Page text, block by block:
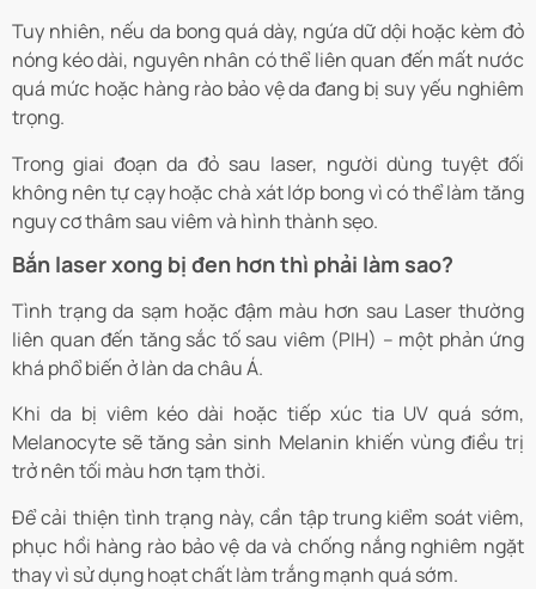
Tuy nhiên, nếu da bong quá dày, ngứa dữ dội hoặc kèm đỏ
nóng kéo dài, nguyên nhân có thể liên quan đến mất nước
quá mức hoặc hàng rào bảo vệ da đang bị suy yếu nghiêm
trọng.
Trong giai đoạn da đỏ sau laser, người dùng tuyệt đối
không nên tự cạy hoặc chà xát lớp bong vì có thể làm tăng
nguy cơ thâm sau viêm và hình thành sẹo.
Bắn laser xong bị đen hơn thì phải làm sao?
Tình trạng da sạm hoặc đậm màu hơn sau Laser thường
liên quan đến tăng sắc tố sau viêm (PIH) – một phản ứng
khá phổ biến ở làn da châu Á.
Khi da bị viêm kéo dài hoặc tiếp xúc tia UV quá sớm,
Melanocyte sẽ tăng sản sinh Melanin khiến vùng điều trị
trở nên tối màu hơn tạm thời.
Để cải thiện tình trạng này, cần tập trung kiểm soát viêm,
phục hồi hàng rào bảo vệ da và chống nắng nghiêm ngặt
thay vì sử dụng hoạt chất làm trắng mạnh quá sớm.